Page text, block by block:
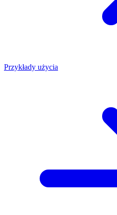
Przykłady użycia